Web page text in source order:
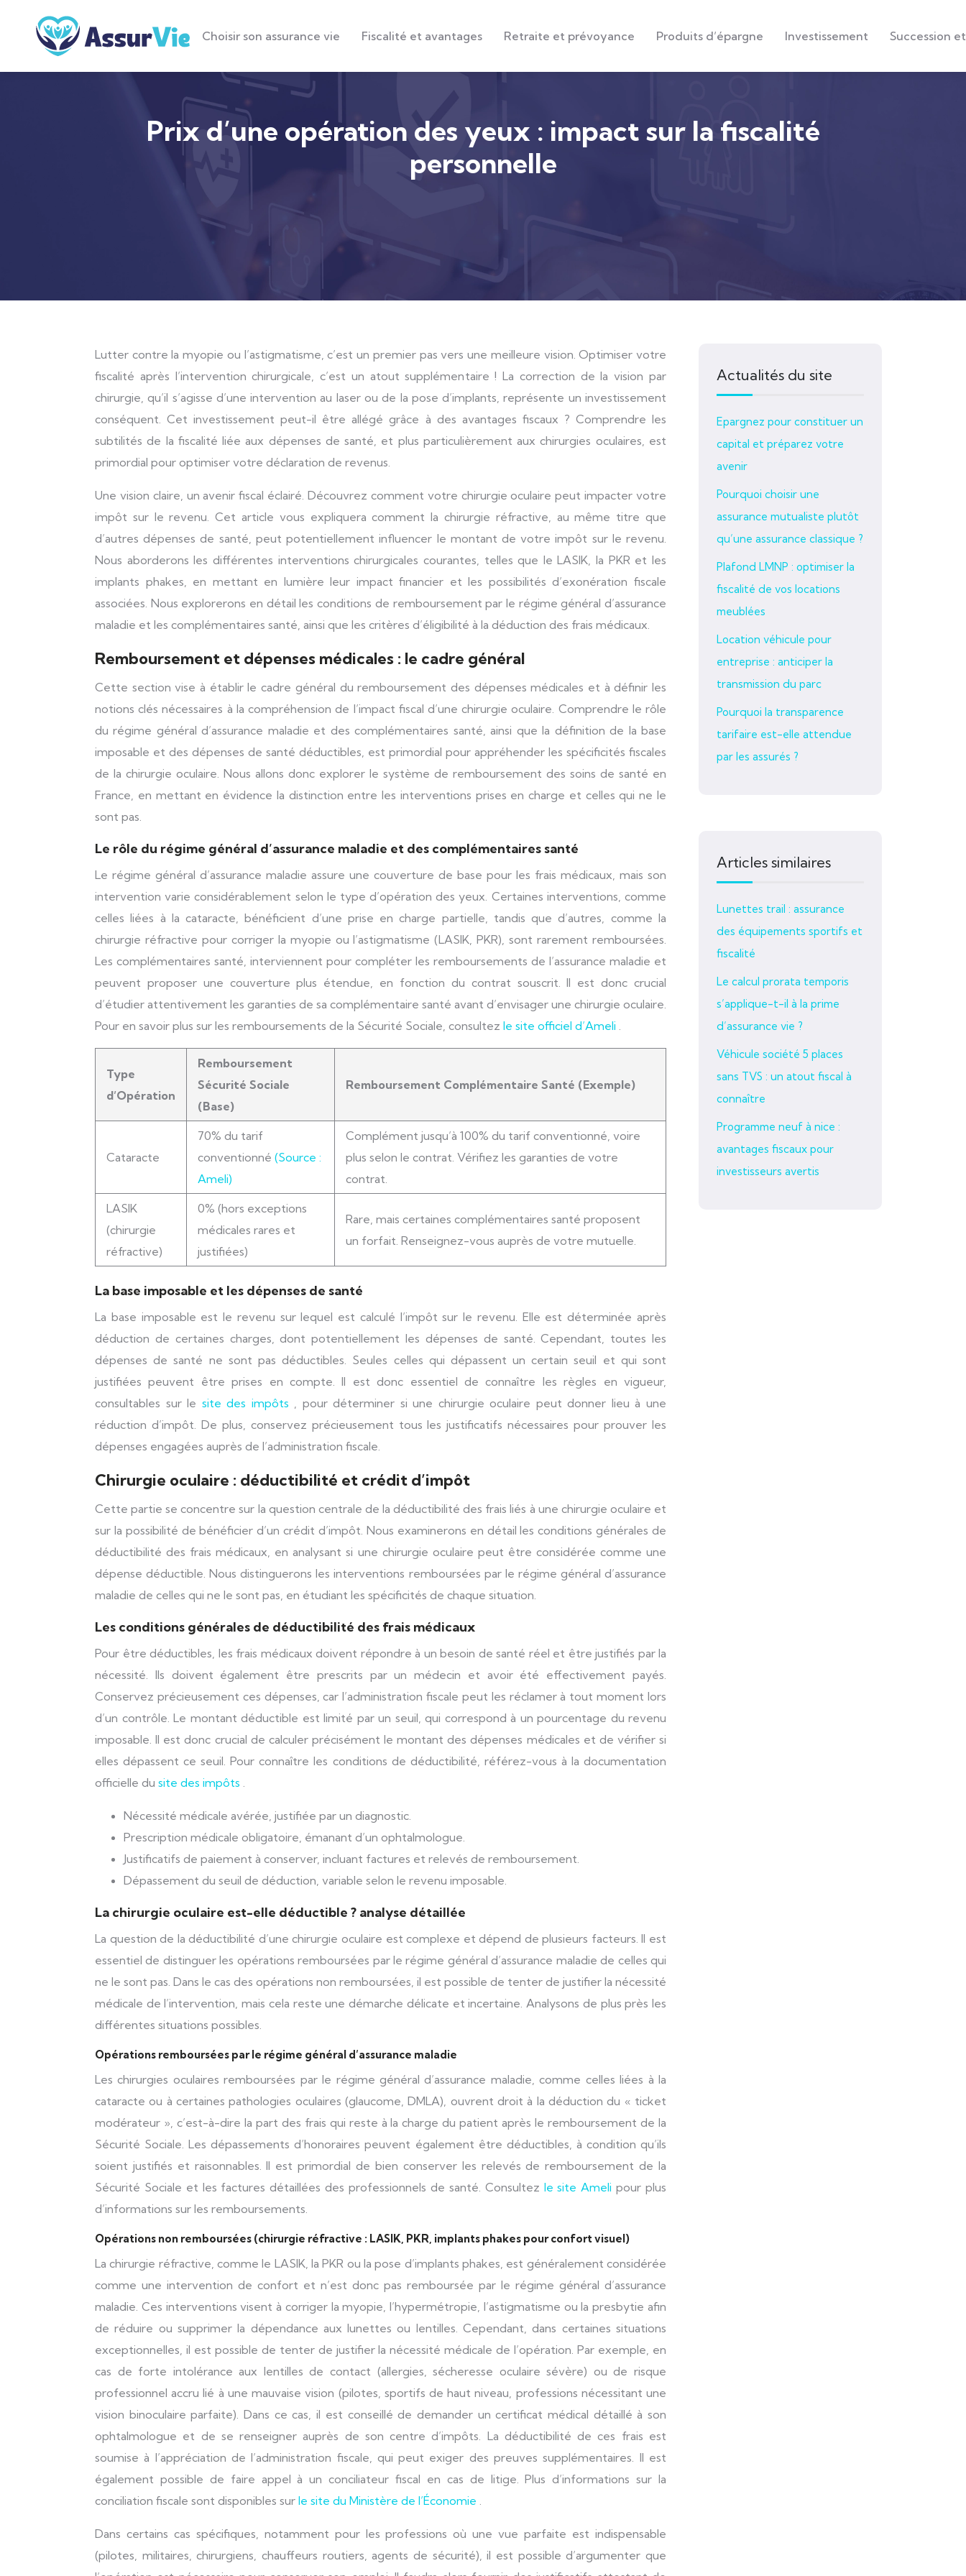
Choisir son assurance vie Fiscalité et avantages Retraite et prévoyance Produits d’épargne Investissement Succession
Prix d’une opération des yeux : impact sur la fiscalité
personnelle
Lutter contre la myopie ou l’astigmatisme, c’est un premier pas vers une meilleure vision. Optimiser votre
fiscalité après l’intervention chirurgicale, c’est un atout supplémentaire ! La correction de la vision par
chirurgie, qu’il s’agisse d’une intervention au laser ou de la pose d’implants, représente un investissement
conséquent. Cet investissement peut-il être allégé grâce à des avantages fiscaux ? Comprendre les
subtilités de la fiscalité liée aux dépenses de santé, et plus particulièrement aux chirurgies oculaires, est
primordial pour optimiser votre déclaration de revenus.
Une vision claire, un avenir fiscal éclairé. Découvrez comment votre chirurgie oculaire peut impacter votre
impôt sur le revenu. Cet article vous expliquera comment la chirurgie réfractive, au même titre que
d’autres dépenses de santé, peut potentiellement influencer le montant de votre impôt sur le revenu.
Nous aborderons les différentes interventions chirurgicales courantes, telles que le LASIK, la PKR et les
implants phakes, en mettant en lumière leur impact financier et les possibilités d’exonération fiscale
associées. Nous explorerons en détail les conditions de remboursement par le régime général d’assurance
maladie et les complémentaires santé, ainsi que les critères d’éligibilité à la déduction des frais médicaux.
Remboursement et dépenses médicales : le cadre général
Cette section vise à établir le cadre général du remboursement des dépenses médicales et à définir les
notions clés nécessaires à la compréhension de l’impact fiscal d’une chirurgie oculaire. Comprendre le rôle
du régime général d’assurance maladie et des complémentaires santé, ainsi que la définition de la base
imposable et des dépenses de santé déductibles, est primordial pour appréhender les spécificités fiscales
de la chirurgie oculaire. Nous allons donc explorer le système de remboursement des soins de santé en
France, en mettant en évidence la distinction entre les interventions prises en charge et celles qui ne le
sont pas.
Le rôle du régime général d’assurance maladie et des complémentaires santé
Le régime général d’assurance maladie assure une couverture de base pour les frais médicaux, mais son
intervention varie considérablement selon le type d’opération des yeux. Certaines interventions, comme
celles liées à la cataracte, bénéficient d’une prise en charge partielle, tandis que d’autres, comme la
chirurgie réfractive pour corriger la myopie ou l’astigmatisme (LASIK, PKR), sont rarement remboursées.
Les complémentaires santé, interviennent pour compléter les remboursements de l’assurance maladie et
peuvent proposer une couverture plus étendue, en fonction du contrat souscrit. Il est donc crucial
d’étudier attentivement les garanties de sa complémentaire santé avant d’envisager une chirurgie oculaire.
Pour en savoir plus sur les remboursements de la Sécurité Sociale, consultez le site officiel d’Ameli .
Type
d’Opération
Remboursement
Sécurité Sociale
(Base)
Remboursement Complémentaire Santé (Exemple)
Cataracte
70% du tarif
conventionné (Source :
Ameli)
Complément jusqu’à 100% du tarif conventionné, voire
plus selon le contrat. Vérifiez les garanties de votre
contrat.
LASIK
(chirurgie
réfractive)
0% (hors exceptions
médicales rares et
justifiées)
Rare, mais certaines complémentaires santé proposent
un forfait. Renseignez-vous auprès de votre mutuelle.
La base imposable et les dépenses de santé
La base imposable est le revenu sur lequel est calculé l’impôt sur le revenu. Elle est déterminée après
déduction de certaines charges, dont potentiellement les dépenses de santé. Cependant, toutes les
dépenses de santé ne sont pas déductibles. Seules celles qui dépassent un certain seuil et qui sont
justifiées peuvent être prises en compte. Il est donc essentiel de connaître les règles en vigueur,
consultables sur le site des impôts , pour déterminer si une chirurgie oculaire peut donner lieu à une
réduction d’impôt. De plus, conservez précieusement tous les justificatifs nécessaires pour prouver les
dépenses engagées auprès de l’administration fiscale.
Chirurgie oculaire : déductibilité et crédit d’impôt
Cette partie se concentre sur la question centrale de la déductibilité des frais liés à une chirurgie oculaire et
sur la possibilité de bénéficier d’un crédit d’impôt. Nous examinerons en détail les conditions générales de
déductibilité des frais médicaux, en analysant si une chirurgie oculaire peut être considérée comme une
dépense déductible. Nous distinguerons les interventions remboursées par le régime général d’assurance
maladie de celles qui ne le sont pas, en étudiant les spécificités de chaque situation.
Les conditions générales de déductibilité des frais médicaux
Pour être déductibles, les frais médicaux doivent répondre à un besoin de santé réel et être justifiés par la
nécessité. Ils doivent également être prescrits par un médecin et avoir été effectivement payés.
Conservez précieusement ces dépenses, car l’administration fiscale peut les réclamer à tout moment lors
d’un contrôle. Le montant déductible est limité par un seuil, qui correspond à un pourcentage du revenu
imposable. Il est donc crucial de calculer précisément le montant des dépenses médicales et de vérifier si
elles dépassent ce seuil. Pour connaître les conditions de déductibilité, référez-vous à la documentation
officielle du site des impôts .
Nécessité médicale avérée, justifiée par un diagnostic.
Prescription médicale obligatoire, émanant d’un ophtalmologue.
Justificatifs de paiement à conserver, incluant factures et relevés de remboursement.
Dépassement du seuil de déduction, variable selon le revenu imposable.
La chirurgie oculaire est-elle déductible ? analyse détaillée
La question de la déductibilité d’une chirurgie oculaire est complexe et dépend de plusieurs facteurs. Il est
essentiel de distinguer les opérations remboursées par le régime général d’assurance maladie de celles qui
ne le sont pas. Dans le cas des opérations non remboursées, il est possible de tenter de justifier la nécessité
médicale de l’intervention, mais cela reste une démarche délicate et incertaine. Analysons de plus près les
différentes situations possibles.
Opérations remboursées par le régime général d’assurance maladie
Les chirurgies oculaires remboursées par le régime général d’assurance maladie, comme celles liées à la
cataracte ou à certaines pathologies oculaires (glaucome, DMLA), ouvrent droit à la déduction du « ticket
modérateur », c’est-à-dire la part des frais qui reste à la charge du patient après le remboursement de la
Sécurité Sociale. Les dépassements d’honoraires peuvent également être déductibles, à condition qu’ils
soient justifiés et raisonnables. Il est primordial de bien conserver les relevés de remboursement de la
Sécurité Sociale et les factures détaillées des professionnels de santé. Consultez le site Amelipour plus
d’informations sur les remboursements.
Opérations non remboursées (chirurgie réfractive : LASIK, PKR, implants phakes pour confort visuel)
La chirurgie réfractive, comme le LASIK, la PKR ou la pose d’implants phakes, est généralement considérée
comme une intervention de confort et n’est donc pas remboursée par le régime général d’assurance
maladie. Ces interventions visent à corriger la myopie, l’hypermétropie, l’astigmatisme ou la presbytie afin
de réduire ou supprimer la dépendance aux lunettes ou lentilles. Cependant, dans certaines situations
exceptionnelles, il est possible de tenter de justifier la nécessité médicale de l’opération. Par exemple, en
cas de forte intolérance aux lentilles de contact (allergies, sécheresse oculaire sévère) ou de risque
professionnel accru lié à une mauvaise vision (pilotes, sportifs de haut niveau, professions nécessitant une
vision binoculaire parfaite). Dans ce cas, il est conseillé de demander un certificat médical détaillé à son
ophtalmologue et de se renseigner auprès de son centre d’impôts. La déductibilité de ces frais est
soumise à l’appréciation de l’administration fiscale, qui peut exiger des preuves supplémentaires. Il est
également possible de faire appel à un conciliateur fiscal en cas de litige. Plus d’informations sur la
conciliation fiscale sont disponibles sur le site du Ministère de l’Économie .
Dans certains cas spécifiques, notamment pour les professions où une vue parfaite est indispensable
(pilotes, militaires, chirurgiens, chauffeurs routiers, agents de sécurité), il est possible d’argumenter que
Actualités du site
Epargnez pour constituer un
capital et préparez votre
avenir
Pourquoi choisir une
assurance mutualiste plutôt
qu’une assurance classique ?
Plafond LMNP : optimiser la
fiscalité de vos locations
meublées
Location véhicule pour
entreprise : anticiper la
transmission du parc
Pourquoi la transparence
tarifaire est-elle attendue
par les assurés ?
Articles similaires
Lunettes trail : assurance
des équipements sportifs et
fiscalité
Le calcul prorata temporis
s’applique-t-il à la prime
d’assurance vie ?
Véhicule société 5 places
sans TVS : un atout fiscal à
connaître
Programme neuf à nice :
avantages fiscaux pour
investisseurs avertis